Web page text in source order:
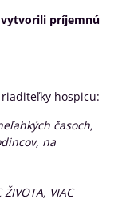
príjemnú
hospicu:
časoch,
na
VIAC